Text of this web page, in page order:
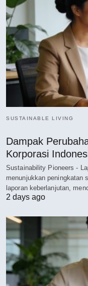
SUSTAINABLE LIVING
Dampak
Korporasi
Sustainability Pioneers -
menunjukkan peningkatan
laporan keberlanjutan,
2 days ago